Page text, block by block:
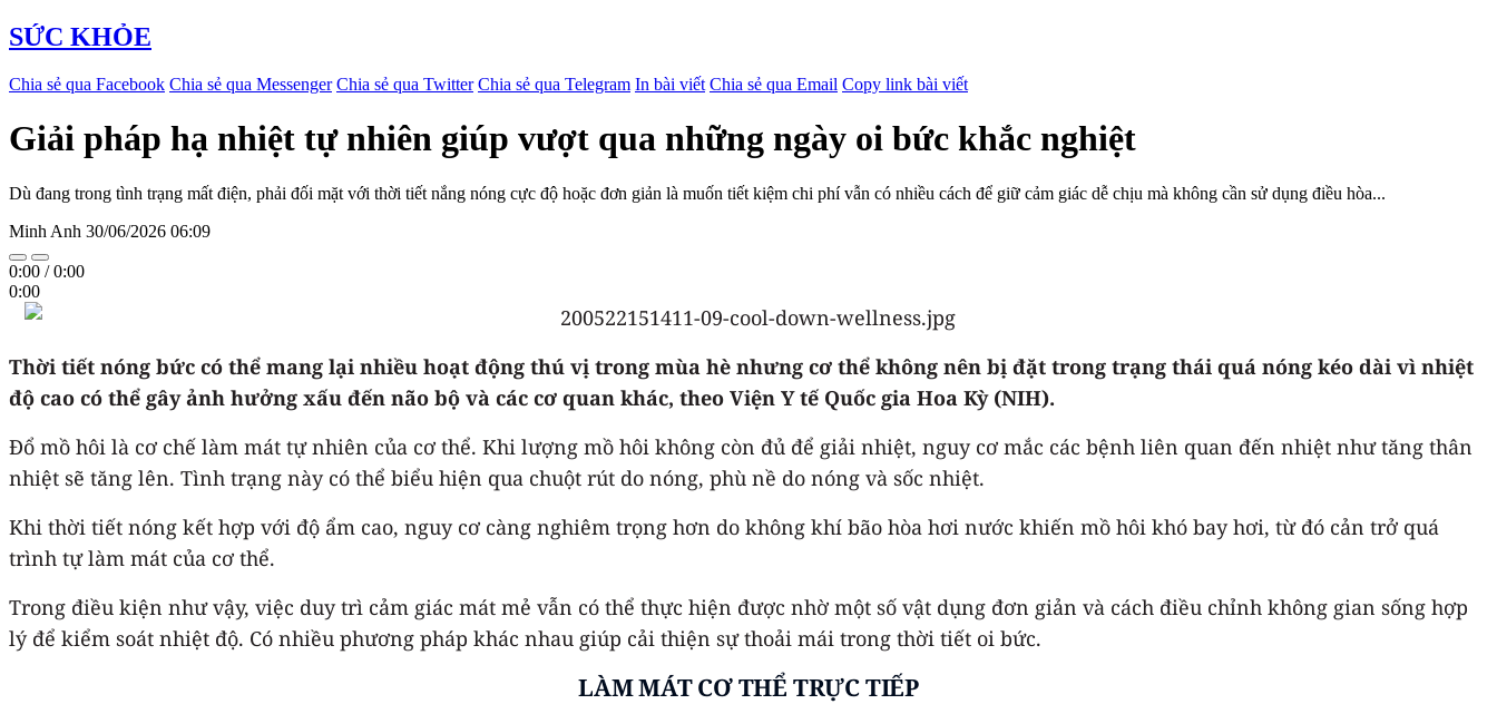
SỨC KHỎE
Chia sẻ qua Facebook Chia sẻ qua Messenger Chia sẻ qua Twitter Chia sẻ qua Telegram In bài viết Chia sẻ qua Email Copy link bài viết
Giải pháp hạ nhiệt tự nhiên giúp vượt qua những ngày oi bức khắc nghiệt
Dù đang trong tình trạng mất điện, phải đối mặt với thời tiết nắng nóng cực độ hoặc đơn giản là muốn tiết kiệm chi phí vẫn có nhiều cách để giữ cảm giác dễ chịu mà không cần sử dụng điều hòa...
Minh Anh 30/06/2026 06:09
0:00 /0:00
0:00
Thời tiết nóng bức có thể mang lại nhiều hoạt động thú vị trong mùa hè nhưng cơ thể không nên bị đặt trong trạng thái quá nóng kéo dài vì nhiệt
độ cao có thể gây ảnh hưởng xấu đến não bộ và các cơ quan khác, theo Viện Y tế Quốc gia Hoa Kỳ (NIH).
Đổ mồ hôi là cơ chế làm mát tự nhiên của cơ thể. Khi lượng mồ hôi không còn đủ để giải nhiệt, nguy cơ mắc các bệnh liên quan đến nhiệt như tăng thân
nhiệt sẽ tăng lên. Tình trạng này có thể biểu hiện qua chuột rút do nóng, phù nề do nóng và sốc nhiệt.
Khi thời tiết nóng kết hợp với độ ẩm cao, nguy cơ càng nghiêm trọng hơn do không khí bão hòa hơi nước khiến mồ hôi khó bay hơi, từ đó cản trở quá
trình tự làm mát của cơ thể.
Trong điều kiện như vậy, việc duy trì cảm giác mát mẻ vẫn có thể thực hiện được nhờ một số vật dụng đơn giản và cách điều chỉnh không gian sống hợp
lý để kiểm soát nhiệt độ. Có nhiều phương pháp khác nhau giúp cải thiện sự thoải mái trong thời tiết oi bức.
LÀM MÁT CƠ THỂ TRỰC TIẾP